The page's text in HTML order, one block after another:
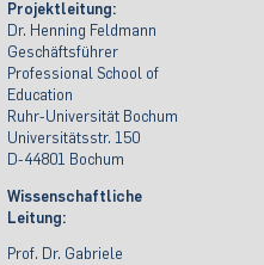
Projektleitung:
Dr. Henning Feldmann
Geschäftsführer
Professional School of
Education
Ruhr-Universität Bochum
Universitätsstr. 150
D-44801 Bochum
Wissenschaftliche
Leitung:
Prof. Dr. Gabriele